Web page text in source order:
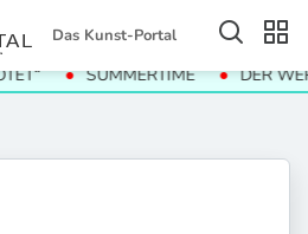
Das Kunst-Portal
SUMMERTIME DER WERT